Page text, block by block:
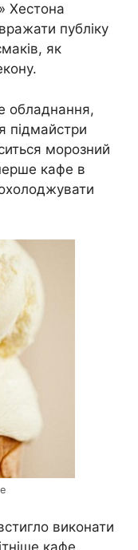
Хестона
публіку
як
обладнання,
підмайстри
морозний
кафе в
виконати